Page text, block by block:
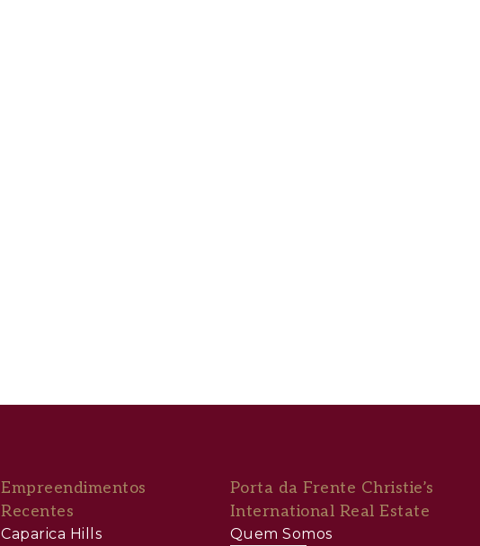
Empreendimentos
Recentes
Caparica Hills
Porta da Frente Christie’s
International Real Estate
Quem Somos